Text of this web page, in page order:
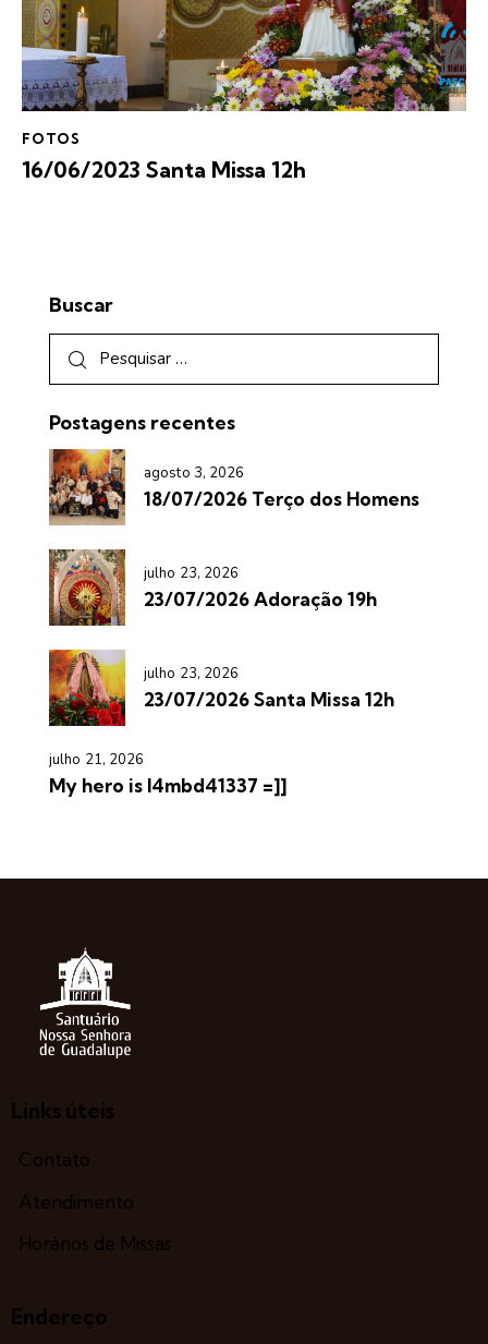
FOTOS
16/06/2023 Santa Missa 12h
Buscar
Postagens recentes
agosto 3, 2026
18/07/2026 Terço dos Homens
julho 23, 2026
23/07/2026 Adoração 19h
julho 23, 2026
23/07/2026 Santa Missa 12h
julho 21, 2026
My hero is l4mbd41337 =]]
Links úteis
Contato
Atendimento
Horários de Missas
Endereço